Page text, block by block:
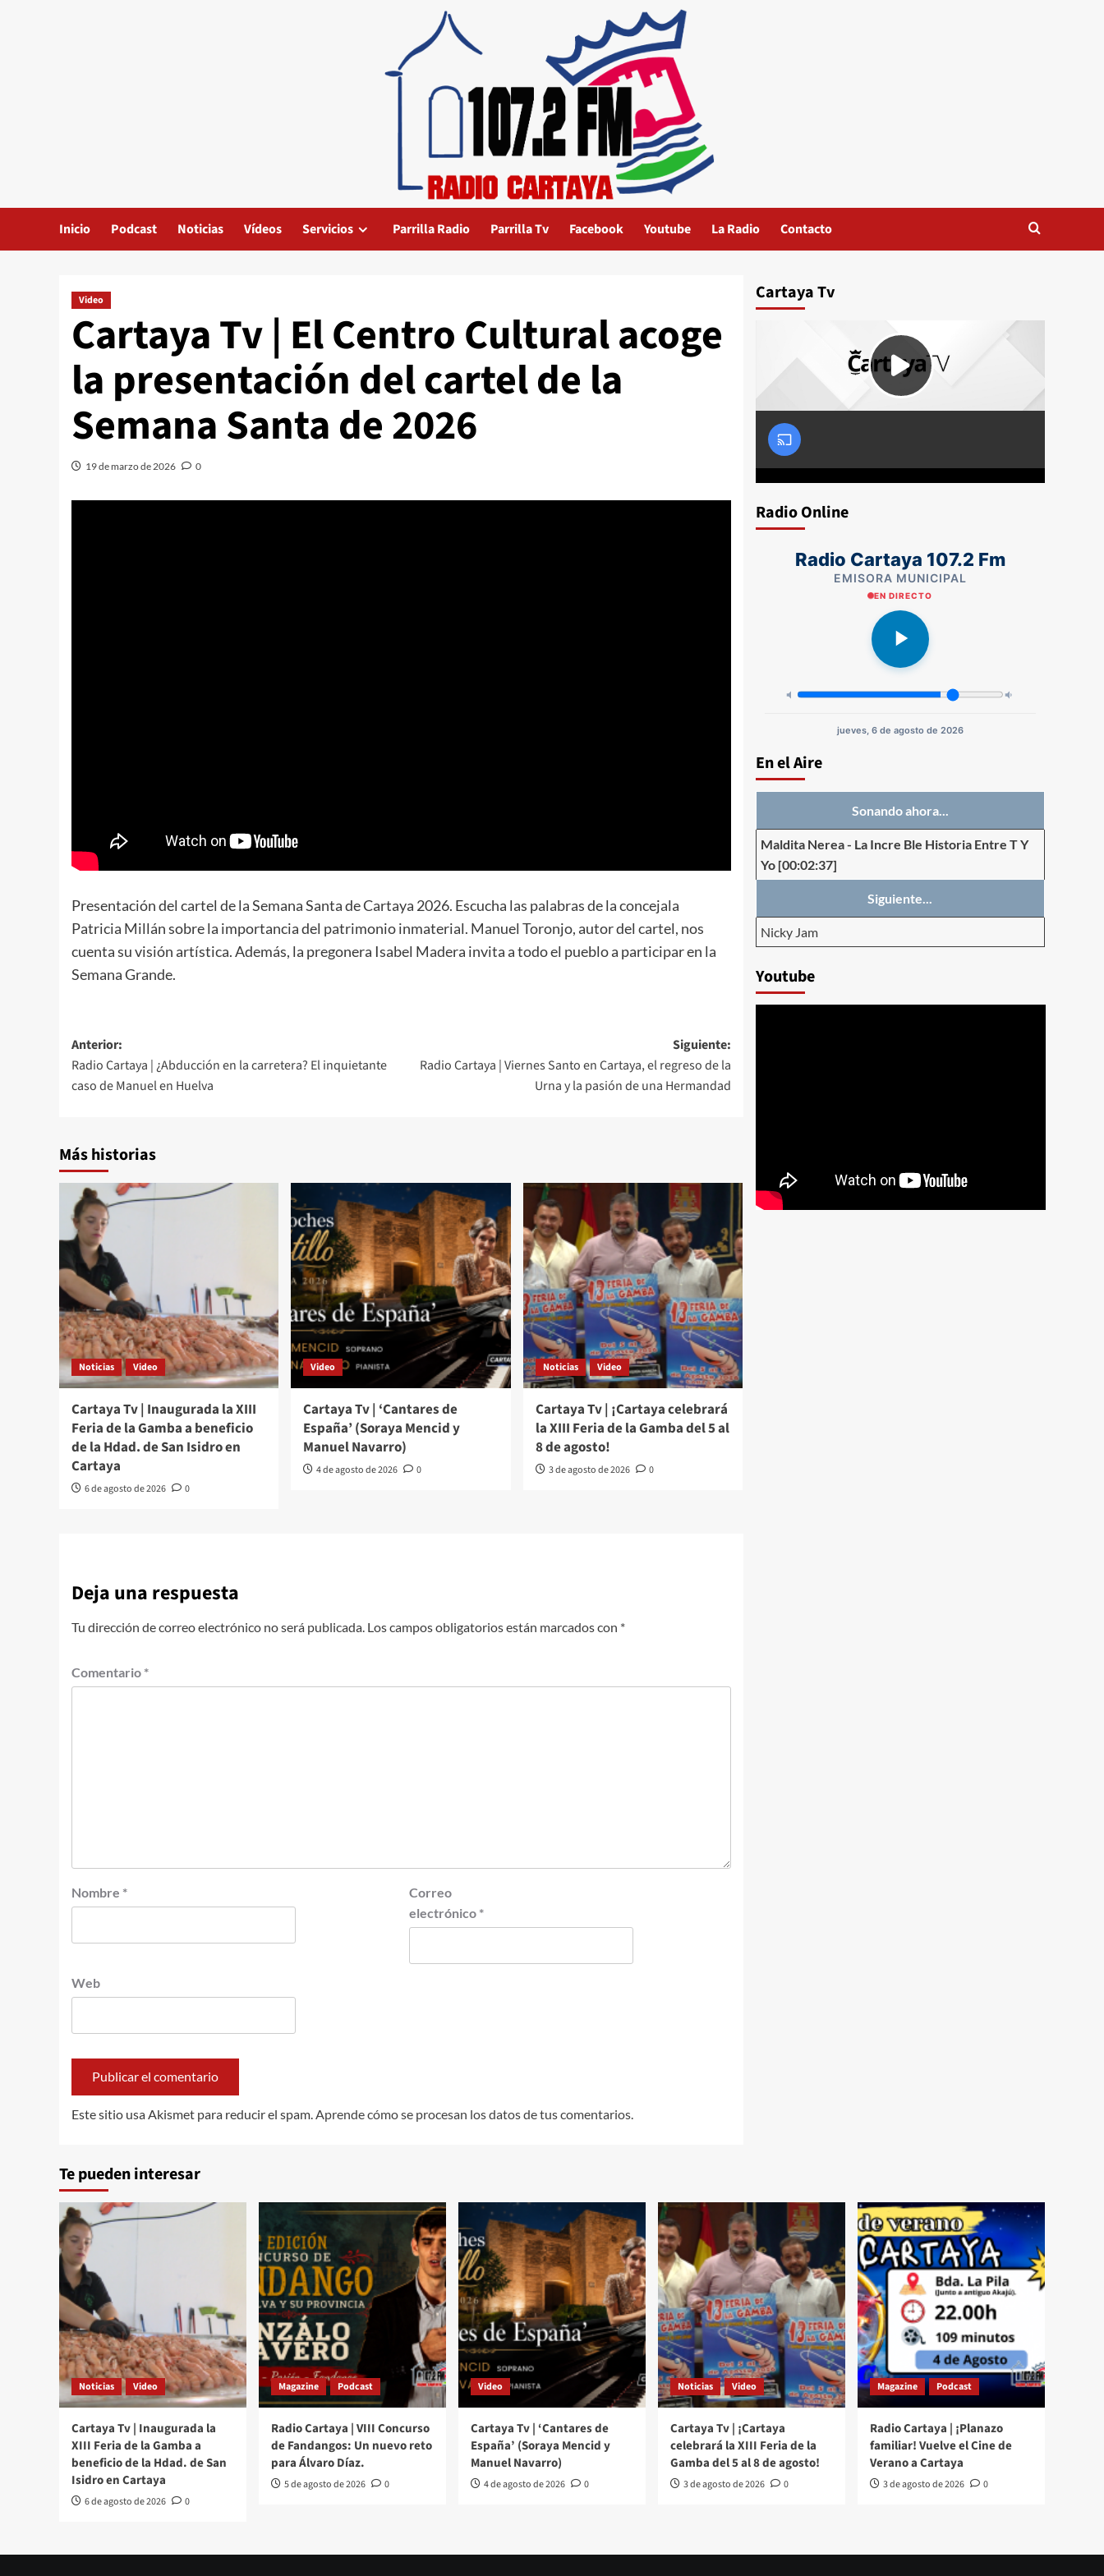
Inicio Podcast Noticias Vídeos Servicios Parrilla Radio Parrilla Tv Facebook Youtube La Radio Contacto
Video
Cartaya Tv | El Centro Cultural acoge
la presentación del cartel de la
Semana Santa de 2026
19 de marzo de 2026 0
Presentación del cartel de la Semana Santa de Cartaya 2026. Escucha las palabras de la concejala
Patricia Millán sobre la importancia del patrimonio inmaterial. Manuel Toronjo, autor del cartel, nos
cuenta su visión artística. Además, la pregonera Isabel Madera invita a todo el pueblo a participar en la
Semana Grande.
Anterior:
Radio Cartaya | ¿Abducción en la carretera? El inquietante
caso de Manuel en Huelva
Siguiente:
Radio Cartaya | Viernes Santo en Cartaya, el regreso de la
Urna y la pasión de una Hermandad
Más historias
Noticias Video
Cartaya Tv | Inaugurada la XIII
Feria de la Gamba a beneficio
de la Hdad. de San Isidro en
Cartaya
6 de agosto de 2026 0
Video
Cartaya Tv | ‘Cantares de
España’ (Soraya Mencid y
Manuel Navarro)
4 de agosto de 2026 0
Noticias Video
Cartaya Tv | ¡Cartaya celebrará
la XIII Feria de la Gamba del 5 al
8 de agosto!
3 de agosto de 2026 0
Deja una respuesta
Tu dirección de correo electrónico no será publicada. Los campos obligatorios están marcados con *
Comentario *
Nombre *
Correo
electrónico *
Web
Este sitio usa Akismet para reducir el spam. Aprende cómo se procesan los datos de tus comentarios.
Cartaya Tv
Radio Online
Radio Cartaya 107.2 Fm
EMISORA MUNICIPAL
EN DIRECTO
jueves, 6 de agosto de 2026
En el Aire
Sonando ahora...
Maldita Nerea- La Incre Ble Historia Entre T Y
Yo [00:02:37]
Siguiente...
Nicky Jam
Youtube
Te pueden interesar
Noticias Video
Cartaya Tv | Inaugurada la
XIII Feria de la Gamba a
beneficio de la Hdad. de San
Isidro en Cartaya
6 de agosto de 2026 0
Magazine Podcast
Radio Cartaya | VIII Concurso
de Fandangos: Un nuevo reto
para Álvaro Díaz.
5 de agosto de 2026 0
Video
Cartaya Tv | ‘Cantares de
España’ (Soraya Mencid y
Manuel Navarro)
4 de agosto de 2026 0
Noticias Video
Cartaya Tv | ¡Cartaya
celebrará la XIII Feria de la
Gamba del 5 al 8 de agosto!
3 de agosto de 2026 0
Magazine Podcast
Radio Cartaya | ¡Planazo
familiar! Vuelve el Cine de
Verano a Cartaya
3 de agosto de 2026 0